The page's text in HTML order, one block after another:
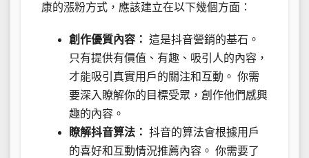
康的漲粉方式，應該建立在以下幾個方面：
創作優質內容： 這是抖音營銷的基石。
只有提供有價值、有趣、吸引人的內容，
才能吸引真實用戶的關注和互動。 你需
要深入瞭解你的目標受眾，創作他們感興
趣的內容。
瞭解抖音算法： 抖音的算法會根據用戶
的喜好和互動情況推薦內容。 你需要了